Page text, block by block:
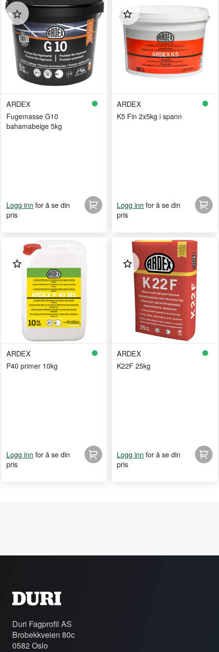
ARDEX
Fugemasse G10
bahamabeige 5kg
Logg inn for å se din
pris
ARDEX
K5 Fin 2x5kg i spann
Logg inn for å se din
pris
ARDEX
P40 primer 10kg
Logg inn for å se din
pris
ARDEX
K22F 25kg
Logg inn for å se din
pris
Duri Fagprofil AS
Brobekkveien 80c
0582 Oslo